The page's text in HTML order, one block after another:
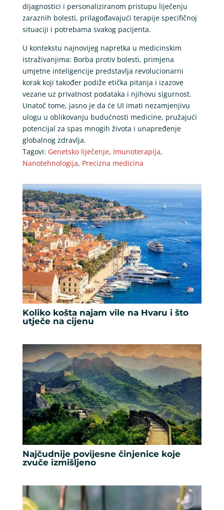
dijagnostici i personaliziranom pristupu liječenju
zaraznih bolesti, prilagođavajući terapije specifičnoj
situaciji i potrebama svakog pacijenta.
U kontekstu najnovijeg napretka u medicinskim
istraživanjima: Borba protiv bolesti, primjena
umjetne inteligencije predstavlja revolucionarni
korak koji također podiže etička pitanja i izazove
vezane uz privatnost podataka i njihovu sigurnost.
Unatoč tome, jasno je da će UI imati nezamjenjivu
ulogu u oblikovanju budućnosti medicine, pružajući
potencijal za spas mnogih života i unapređenje
globalnog zdravlja.
Tagovi: Genetsko liječenje, Imunoterapija,
Nanotehnologija, Precizna medicina
Koliko košta najam vile na Hvaru i što
utječe na cijenu
Najčudnije povijesne činjenice koje
zvuče izmišljeno